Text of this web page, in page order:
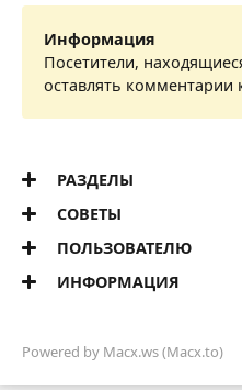
Информация
Посетители,
оставлять комментарии
РАЗДЕЛЫ
СОВЕТЫ
ПОЛЬЗОВАТЕЛЮ
ИНФОРМАЦИЯ
Powered by Macx.ws(Macx.to)